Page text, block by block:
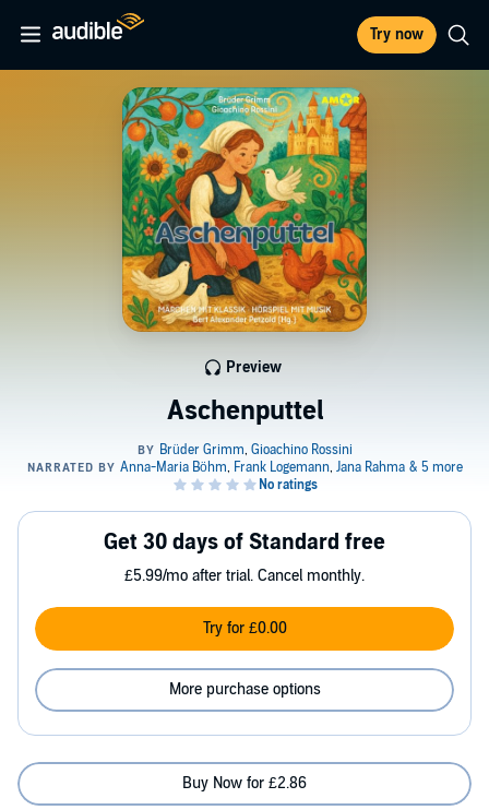
Try now
Aschenputtel
Preview
Get 30 days of Standard free
£5.99/mo after trial. Cancel monthly.
Try for £0.00
More purchase options
Buy Now for £2.86